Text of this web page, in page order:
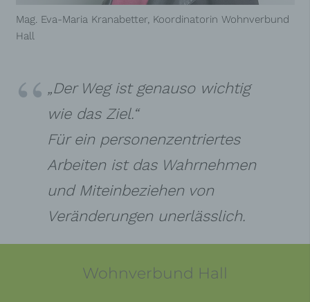
Mag. Eva-Maria Kranabetter, Koordinatorin Wohnverbund
Hall
„Der Weg ist genauso wichtig
wie das Ziel.“
Für ein personenzentriertes
Arbeiten ist das Wahrnehmen
und Miteinbeziehen von
Veränderungen unerlässlich.
Wohnverbund Hall